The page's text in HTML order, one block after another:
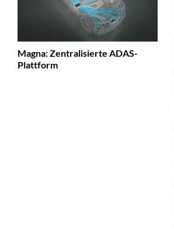
Magna: Zentralisierte ADAS-
Plattform